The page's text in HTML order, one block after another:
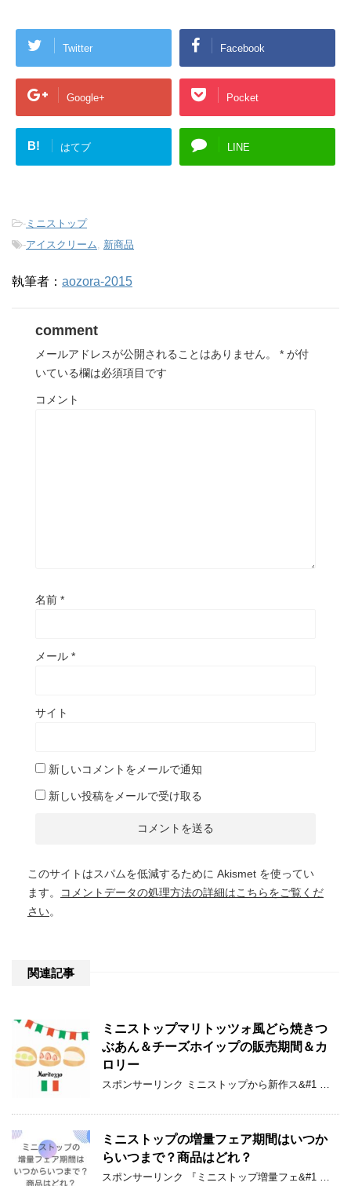
Twitter Facebook
Google+ Pocket
B! はてブ LINE
- ミニストップ
-アイスクリーム, 新商品
執筆者： aozora-2015
comment
メールアドレスが公開されることはありません。 * が付
いている欄は必須項目です
コメント
名前 *
メール *
サイト
新しいコメントをメールで通知
新しい投稿をメールで受け取る
このサイトはスパムを低減するために Akismet を使ってい
ます。
コメントデータの処理方法の詳細はこちらをご覧くだ
さい。
関連記事
ミニストップマリトッツォ風どら焼きつ
ぶあん＆チーズホイップの販売期間＆カ
ロリー
スポンサーリンク ミニストップから新作ス&#1 …
ミニストップの増量フェア期間はいつか
らいつまで？商品はどれ？
スポンサーリンク 『ミニストップ増量フェ&#1 …